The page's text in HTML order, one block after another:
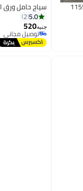
سياج حامل ورق التواليت 20733
520
توصيل مجاني
توصيل مجاني